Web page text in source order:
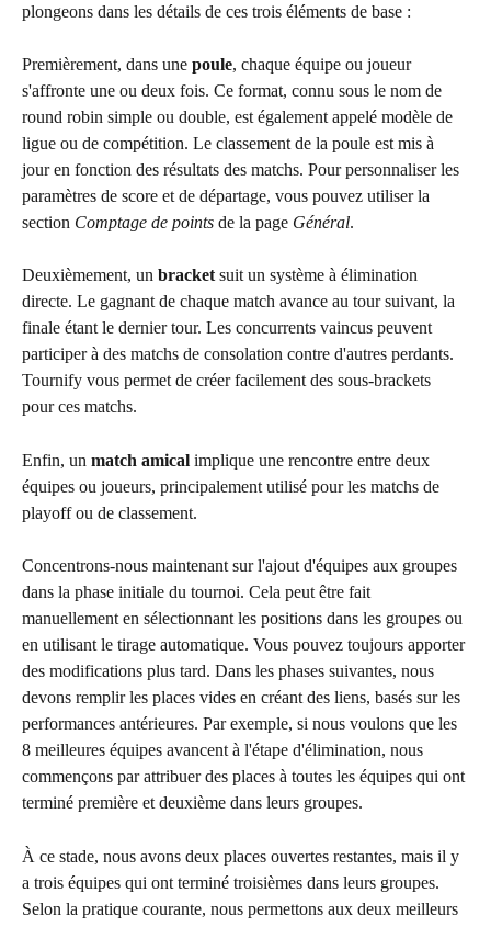
plongeons dans les détails de ces trois éléments de base :
Premièrement, dans une poule, chaque équipe ou joueur
s'affronte une ou deux fois. Ce format, connu sous le nom de
round robin simple ou double, est également appelé modèle de
ligue ou de compétition. Le classement de la poule est mis à
jour en fonction des résultats des matchs. Pour personnaliser les
paramètres de score et de départage, vous pouvez utiliser la
section Comptage de points de la page Général.
Deuxièmement, un bracket suit un système à élimination
directe. Le gagnant de chaque match avance au tour suivant, la
finale étant le dernier tour. Les concurrents vaincus peuvent
participer à des matchs de consolation contre d'autres perdants.
Tournify vous permet de créer facilement des sous-brackets
pour ces matchs.
Enfin, un match amical implique une rencontre entre deux
équipes ou joueurs, principalement utilisé pour les matchs de
playoff ou de classement.
Concentrons-nous maintenant sur l'ajout d'équipes aux groupes
dans la phase initiale du tournoi. Cela peut être fait
manuellement en sélectionnant les positions dans les groupes ou
en utilisant le tirage automatique. Vous pouvez toujours apporter
des modifications plus tard. Dans les phases suivantes, nous
devons remplir les places vides en créant des liens, basés sur les
performances antérieures. Par exemple, si nous voulons que les
8 meilleures équipes avancent à l'étape d'élimination, nous
commençons par attribuer des places à toutes les équipes qui ont
terminé première et deuxième dans leurs groupes.
À ce stade, nous avons deux places ouvertes restantes, mais il y
a trois équipes qui ont terminé troisièmes dans leurs groupes.
Selon la pratique courante, nous permettons aux deux meilleurs